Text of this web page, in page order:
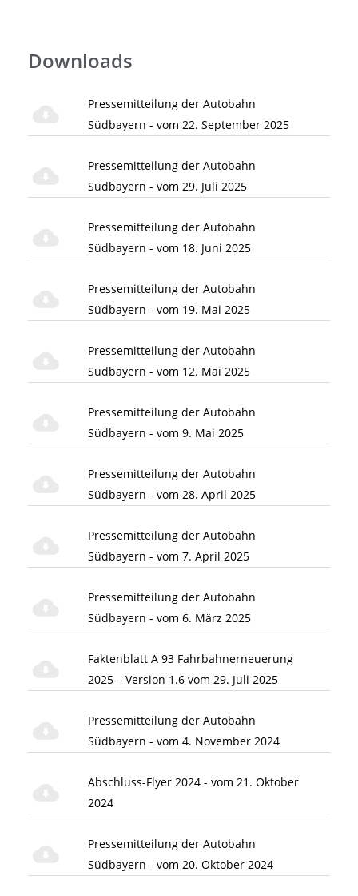
Downloads
Pressemitteilung der Autobahn
Südbayern - vom 22. September 2025
Pressemitteilung der Autobahn
Südbayern - vom 29. Juli 2025
Pressemitteilung der Autobahn
Südbayern - vom 18. Juni 2025
Pressemitteilung der Autobahn
Südbayern - vom 19. Mai 2025
Pressemitteilung der Autobahn
Südbayern - vom 12. Mai 2025
Pressemitteilung der Autobahn
Südbayern - vom 9. Mai 2025
Pressemitteilung der Autobahn
Südbayern - vom 28. April 2025
Pressemitteilung der Autobahn
Südbayern - vom 7. April 2025
Pressemitteilung der Autobahn
Südbayern - vom 6. März 2025
Faktenblatt A 93 Fahrbahnerneuerung
2025 – Version 1.6 vom 29. Juli 2025
Pressemitteilung der Autobahn
Südbayern - vom 4. November 2024
Abschluss-Flyer 2024 - vom 21. Oktober
2024
Pressemitteilung der Autobahn
Südbayern - vom 20. Oktober 2024